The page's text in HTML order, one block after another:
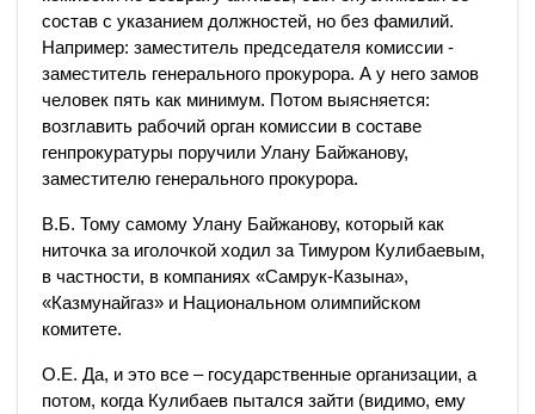
состав с указанием должностей, но без фамилий.
Например: заместитель председателя комиссии -
заместитель генерального прокурора. А у него замов
человек пять как минимум. Потом выясняется:
возглавить рабочий орган комиссии в составе
генпрокуратуры поручили Улану Байжанову,
заместителю генерального прокурора.
В.Б. Тому самому Улану Байжанову, который как
ниточка за иголочкой ходил за Тимуром Кулибаевым,
в частности, в компаниях «Самрук-Казына»,
«Казмунайгаз» и Национальном олимпийском
комитете.
О.Е. Да, и это все – государственные организации, а
потом, когда Кулибаев пытался зайти (видимо, ему